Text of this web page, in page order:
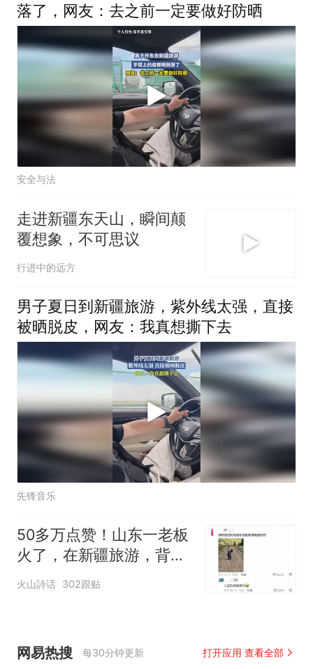
落了，网友：去之前一定要做好防晒
安全与法
走进新疆东天山，瞬间颠
覆想象，不可思议
行进中的远方
男子夏日到新疆旅游，紫外线太强，直接
被晒脱皮，网友：我真想撕下去
先锋音乐
50多万点赞！山东一老板
火了，在新疆旅游，背着
包给下属慷慨激昂打电
火山詩话 302跟贴
网易热搜 每30分钟更新 打开应用 查看全部